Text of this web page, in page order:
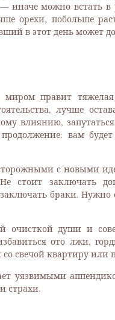
можно встать в
орехи, побольше
в этот день может
правит
лучше
влиянию,
вам будет
с новыми
стоит заключать
заключать браки.
очисткой души и
ото лжи,
свечой квартиру или
уязвимыми
страхи.